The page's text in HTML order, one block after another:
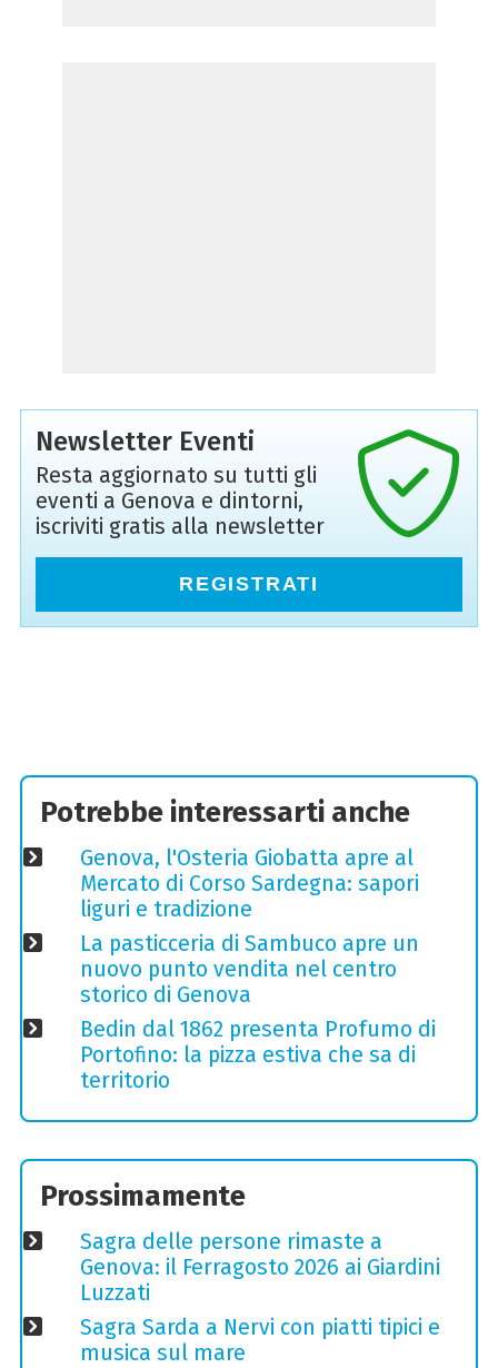
Newsletter Eventi
Resta aggiornato su tutti gli
eventi a Genova e dintorni,
iscriviti gratis alla newsletter
REGISTRATI
Potrebbe interessarti anche
Genova, l'Osteria Giobatta apre al
Mercato di Corso Sardegna: sapori
liguri e tradizione
La pasticceria di Sambuco apre un
nuovo punto vendita nel centro
storico di Genova
Bedin dal 1862 presenta Profumo di
Portofino: la pizza estiva che sa di
territorio
Prossimamente
Sagra delle persone rimaste a
Genova: il Ferragosto 2026 ai Giardini
Luzzati
Sagra Sarda a Nervi con piatti tipici e
musica sul mare